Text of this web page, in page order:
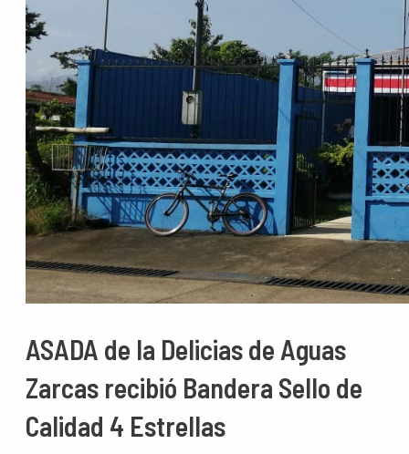
ASADA de la Delicias de Aguas
Zarcas recibió Bandera Sello de
Calidad 4 Estrellas